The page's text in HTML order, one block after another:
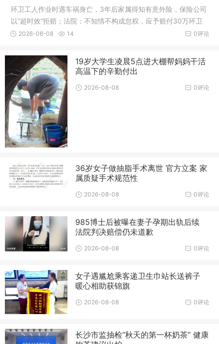
环卫工人作业时遇车祸身亡，3年后家属得知有意外险，保险公司
以“超时效”拒赔；法院：不知情不构成怠权，应予赔付30万环卫
工人作业时不幸遭遇车祸身亡，家属时隔数年才得知逝者享有单
过两年诉讼...
0评论
2026-08-08 14
19岁大学生凌晨5点进大棚帮妈妈干活
高温下的辛勤付出
0评论
2026-08-08
36岁女子做抽脂手术离世 官方立案 家
属质疑手术规范性
0评论
2026-08-08
985博士后被曝在妻子孕期出轨后续
法院判决赔偿仍未道歉
0评论
2026-08-08
女子遇尴尬乘客递卫生巾站长送裤子
暖心相助获锦旗
0评论
2026-08-08
长沙市监抽检“秋天的第一杯奶茶” 健康